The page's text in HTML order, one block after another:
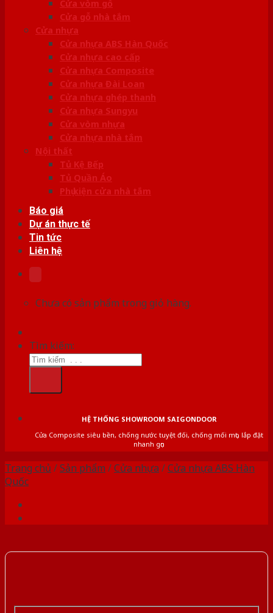
Cửa vòm gỗ
Cửa gỗ nhà tắm
Cửa nhựa
Cửa nhựa ABS Hàn Quốc
Cửa nhựa cao cấp
Cửa nhựa Composite
Cửa nhựa Đài Loan
Cửa nhựa ghép thanh
Cửa nhựa Sungyu
Cửa vòm nhựa
Cửa nhựa nhà tắm
Nội thất
Tủ Kệ Bếp
Tủ Quần Áo
Phụ kiện cửa nhà tắm
Báo giá
Dự án thực tế
Tin tức
Liên hệ
Chưa có sản phẩm trong giỏ hàng.
Tìm kiếm:
HỆ THỐNG SHOWROOM SAIGONDOOR
Cửa Composite siêu bền, chống nước tuyệt đối, chống mối mọt, lắp đặt
nhanh gọn
Trang chủ /Sản phẩm /Cửa nhựa /Cửa nhựa ABS Hàn
Quốc